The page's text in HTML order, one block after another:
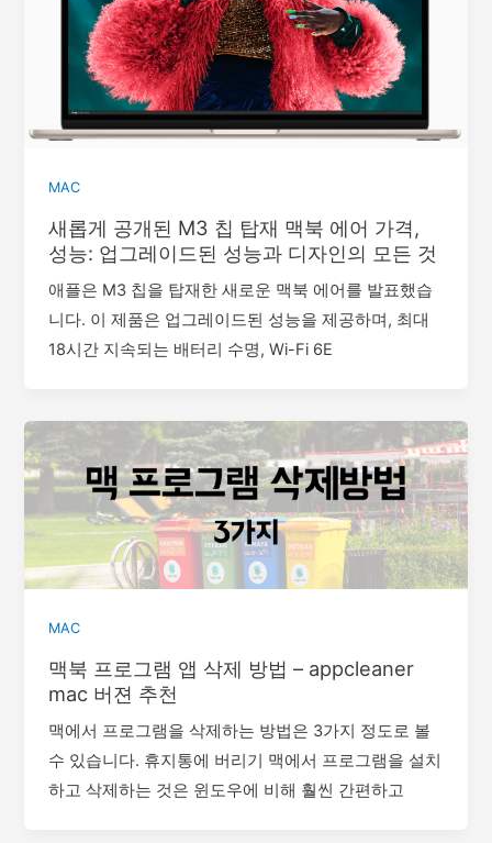
MAC
새롭게 공개된 M3 칩 탑재 맥북 에어 가격,
성능: 업그레이드된 성능과 디자인의 모든 것
애플은 M3 칩을 탑재한 새로운 맥북 에어를 발표했습
니다. 이 제품은 업그레이드된 성능을 제공하며, 최대
18시간 지속되는 배터리 수명, Wi-Fi 6E
MAC
맥북 프로그램 앱 삭제 방법 – appcleaner
mac 버젼 추천
맥에서 프로그램을 삭제하는 방법은 3가지 정도로 볼
수 있습니다. 휴지통에 버리기 맥에서 프로그램을 설치
하고 삭제하는 것은 윈도우에 비해 훨씬 간편하고